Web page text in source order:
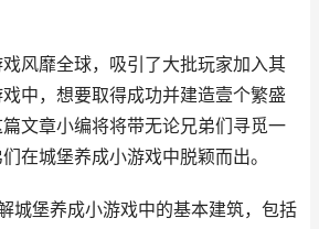
风靡全球，吸引了大批玩家加入其
中，想要取得成功并建造壹个繁盛
文章小编将将带无论兄弟们寻觅一
在城堡养成小游戏中脱颖而出。
城堡养成小游戏中的基本建筑，包括